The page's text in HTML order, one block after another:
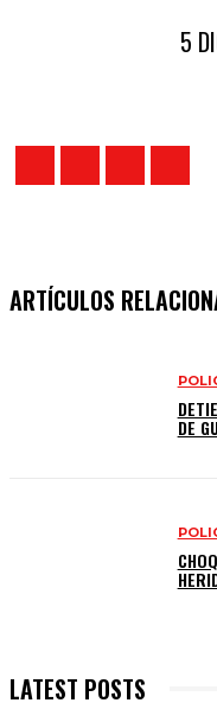
5
ARTÍCULOS
DE
LATEST POSTS